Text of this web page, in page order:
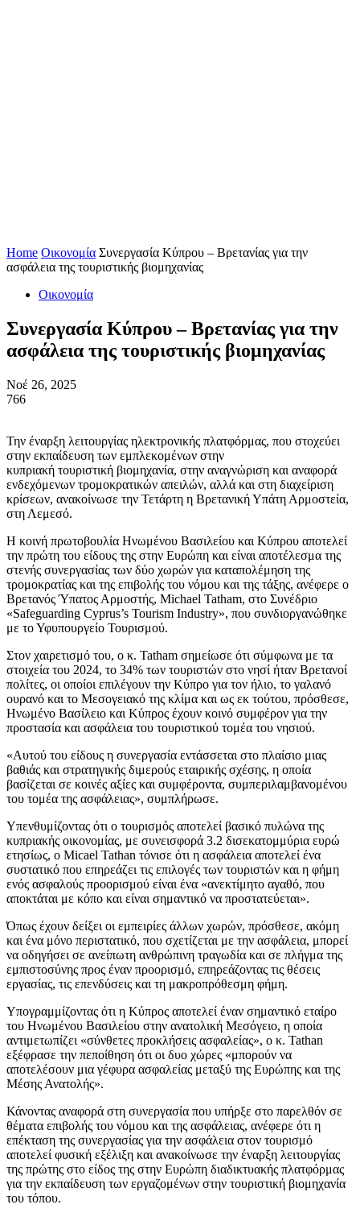
Home Οικονομία Συνεργασία Κύπρου – Βρετανίας για την
ασφάλεια της τουριστικής βιομηχανίας
Οικονομία
Συνεργασία Κύπρου – Βρετανίας για την
ασφάλεια της τουριστικής βιομηχανίας
Νοέ 26, 2025
766
Την έναρξη λειτουργίας ηλεκτρονικής πλατφόρμας, που στοχεύει
στην εκπαίδευση των εμπλεκομένων στην
κυπριακή τουριστική βιομηχανία, στην αναγνώριση και αναφορά
ενδεχόμενων τρομοκρατικών απειλών, αλλά και στη διαχείριση
κρίσεων, ανακοίνωσε την Τετάρτη η Βρετανική Υπάτη Αρμοστεία,
στη Λεμεσό.
Η κοινή πρωτοβουλία Ηνωμένου Βασιλείου και Κύπρου αποτελεί
την πρώτη του είδους της στην Ευρώπη και είναι αποτέλεσμα της
στενής συνεργασίας των δύο χωρών για καταπολέμηση της
τρομοκρατίας και της επιβολής του νόμου και της τάξης, ανέφερε ο
Βρετανός Ύπατος Αρμοστής, Michael Tatham, στο Συνέδριο
«Safeguarding Cyprus’s Tourism Industry», που συνδιοργανώθηκε
με το Υφυπουργείο Τουρισμού.
Στον χαιρετισμό του, ο κ. Tatham σημείωσε ότι σύμφωνα με τα
στοιχεία του 2024, το 34% των τουριστών στο νησί ήταν Βρετανοί
πολίτες, οι οποίοι επιλέγουν την Κύπρο για τον ήλιο, το γαλανό
ουρανό και το Μεσογειακό της κλίμα και ως εκ τούτου, πρόσθεσε,
Ηνωμένο Βασίλειο και Κύπρος έχουν κοινό συμφέρον για την
προστασία και ασφάλεια του τουριστικού τομέα του νησιού.
«Αυτού του είδους η συνεργασία εντάσσεται στο πλαίσιο μιας
βαθιάς και στρατηγικής διμερούς εταιρικής σχέσης, η οποία
βασίζεται σε κοινές αξίες και συμφέροντα, συμπεριλαμβανομένου
του τομέα της ασφάλειας», συμπλήρωσε.
Υπενθυμίζοντας ότι ο τουρισμός αποτελεί βασικό πυλώνα της
κυπριακής οικονομίας, με συνεισφορά 3.2 δισεκατομμύρια ευρώ
ετησίως, ο Micael Tathan τόνισε ότι η ασφάλεια αποτελεί ένα
συστατικό που επηρεάζει τις επιλογές των τουριστών και η φήμη
ενός ασφαλούς προορισμού είναι ένα «ανεκτίμητο αγαθό, που
αποκτάται με κόπο και είναι σημαντικό να προστατεύεται».
Όπως έχουν δείξει οι εμπειρίες άλλων χωρών, πρόσθεσε, ακόμη
και ένα μόνο περιστατικό, που σχετίζεται με την ασφάλεια, μπορεί
να οδηγήσει σε ανείπωτη ανθρώπινη τραγωδία και σε πλήγμα της
εμπιστοσύνης προς έναν προορισμό, επηρεάζοντας τις θέσεις
εργασίας, τις επενδύσεις και τη μακροπρόθεσμη φήμη.
Υπογραμμίζοντας ότι η Κύπρος αποτελεί έναν σημαντικό εταίρο
του Ηνωμένου Βασιλείου στην ανατολική Μεσόγειο, η οποία
αντιμετωπίζει «σύνθετες προκλήσεις ασφαλείας», ο κ. Tathan
εξέφρασε την πεποίθηση ότι οι δυο χώρες «μπορούν να
αποτελέσουν μια γέφυρα ασφαλείας μεταξύ της Ευρώπης και της
Μέσης Ανατολής».
Κάνοντας αναφορά στη συνεργασία που υπήρξε στο παρελθόν σε
θέματα επιβολής του νόμου και της ασφάλειας, ανέφερε ότι η
επέκταση της συνεργασίας για την ασφάλεια στον τουρισμό
αποτελεί φυσική εξέλιξη και ανακοίνωσε την έναρξη λειτουργίας
της πρώτης στο είδος της στην Ευρώπη διαδικτυακής πλατφόρμας
για την εκπαίδευση των εργαζομένων στην τουριστική βιομηχανία
του τόπου.